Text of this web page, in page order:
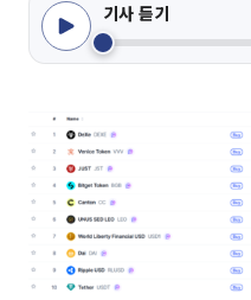
기사 듣기